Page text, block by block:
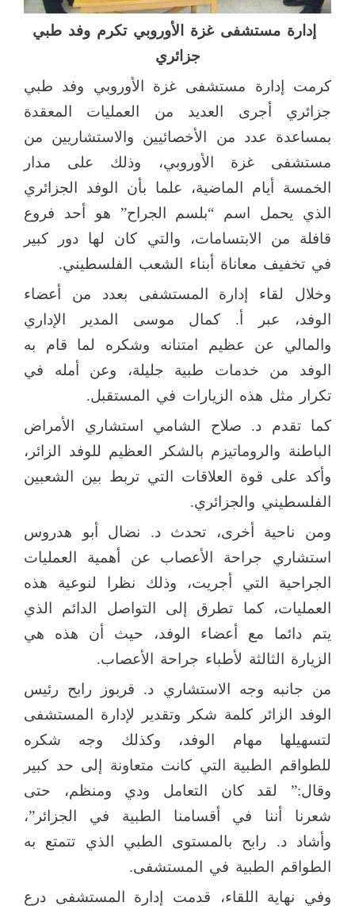
إدارة مستشفى غزة الأوروبي تكرم وفد طبي
جزائري
كرمت إدارة مستشفى غزة الأوروبي وفد طبي
جزائري أجرى العديد من العمليات المعقدة
بمساعدة عدد من الأخصائيين والاستشاريين من
مستشفى غزة الأوروبي، وذلك على مدار
الخمسة أيام الماضية، علما بأن الوفد الجزائري
الذي يحمل اسم “بلسم الجراح” هو أحد فروع
قافلة من الابتسامات، والتي كان لها دور كبير
في تخفيف معاناة أبناء الشعب الفلسطيني.
وخلال لقاء إدارة المستشفى بعدد من أعضاء
الوفد، عبر أ. كمال موسى المدير الإداري
والمالي عن عظيم امتنانه وشكره لما قام به
الوفد من خدمات طبية جليلة، وعن أمله في
تكرار مثل هذه الزيارات في المستقبل.
كما تقدم د. صلاح الشامي استشاري الأمراض
الباطنة والروماتيزم بالشكر العظيم للوفد الزائر،
وأكد على قوة العلاقات التي تربط بين الشعبين
الفلسطيني والجزائري.
ومن ناحية أخرى، تحدث د. نضال أبو هدروس
استشاري جراحة الأعصاب عن أهمية العمليات
الجراحية التي أجريت، وذلك نظرا لنوعية هذه
العمليات، كما تطرق إلى التواصل الدائم الذي
يتم دائما مع أعضاء الوفد، حيث أن هذه هي
الزيارة الثالثة لأطباء جراحة الأعصاب.
من جانبه وجه الاستشاري د. قربوز رابح رئيس
الوفد الزائر كلمة شكر وتقدير لإدارة المستشفى
لتسهيلها مهام الوفد، وكذلك وجه شكره
للطواقم الطبية التي كانت متعاونة إلى حد كبير
وقال:” لقد كان التعامل ودي ومنظم، حتى
شعرنا أننا في أقسامنا الطبية في الجزائر”،
وأشاد د. رابح بالمستوى الطبي الذي تتمتع به
الطواقم الطبية في المستشفى.
وفي نهاية اللقاء، قدمت إدارة المستشفى درع